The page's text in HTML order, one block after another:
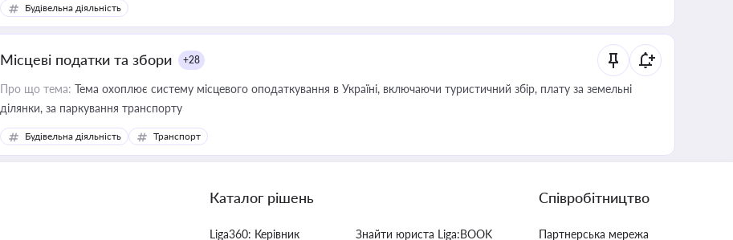
Будівельна діяльність
Місцеві податки та збори +28
Про що тема: Тема охоплює систему місцевого оподаткування в Україні, включаючи туристичний збір, плату за земельні
ділянки, за паркування транспорту
Будівельна діяльність Транспорт
Каталог рішень
Liga360: Керівник Знайти юриста Liga:BOOK
Співробітництво
Партнерська мережа